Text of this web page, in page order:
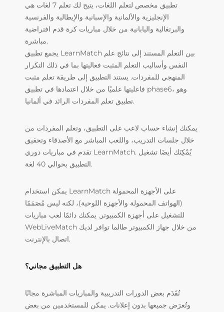
تطبيق مخصص لتعلم اللغات، يتيح لك تعلم 7 لغات هي
الإنجليزية والألمانية والإسبانية والإيطالية والفرنسية
والبرتغالية واليابانية من خلال مباريات كرة قدم افتراضية
مباشرة.
يجمع تطبيق LearnMatch بين التعلم المستند إلى نتائج علم
النفس وأساليب التعلم المثبت فعاليتها بما في ذلك التكرار
المنهجي للمفردات. يستند التطبيق إلى طريقة تعلم مثبت
فاعليتها علميًا من خلال اعتمادها في تطبيق phase6، وهو
تطبيق تعلم المفردات الرائد في ألمانيا.
يمكنك إنشاء حساب لاعب على التطبيق، وتعلم المفردات من
خلال جلسات التدريب، واللعب المباشر مع الأصدقاء وتحقيق
تقدم في مباريات دوري LearnMatch. يُمْكِنَك أيضَا تشغيل
التطبيق بحوالي 40 لغة.
يمكن استخدام LearnMatch على الأجهزة المحمولة
(الهواتف المحمولة والأجهزة اللوحية)، لكنه ليس مُصَمَمًا
للتشغيل على أجهزة الكمبيوتر. يمكنك دائمًا لعب مباريات
WebLiveMatch من خلال جهاز الكمبيوتر طالما توافر لديك
اتصال بالإنترنت.
هل التطبيق مجاني؟
تُقَدَم بعض الدورات التدريبية والمباريات المباشرة مجانًا
وتُعرَض جميعها بدون إعلانات. يمكن للمستخدمين من بعض